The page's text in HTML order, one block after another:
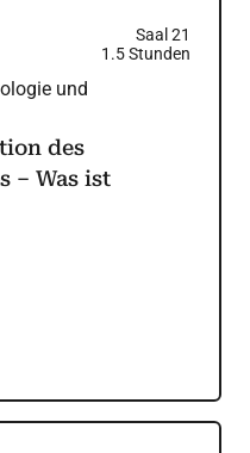
Saal 21
1.5Stunden
und
des
– Was ist